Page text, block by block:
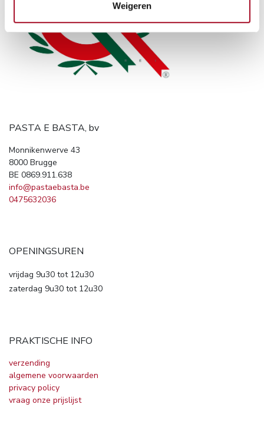
Weigeren
PASTA E BASTA, bv
Monnikenwerve 43
8000 Brugge
BE 0869.911.638
info@pastaebasta.be
0475632036
OPENINGSUREN
vrijdag 9u30 tot 12u30
zaterdag 9u30 tot 12u30
PRAKTISCHE INFO
verzending
algemene voorwaarden
privacy policy
vraag onze prijslijst